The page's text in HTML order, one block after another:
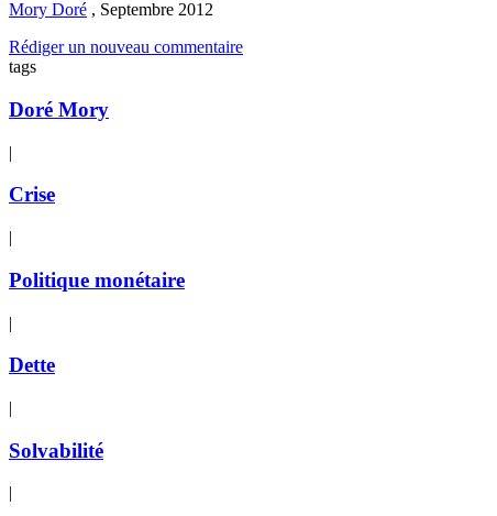
Mory Doré , Septembre 2012
Rédiger un nouveau commentaire
tags
Doré Mory
|
Crise
|
Politique monétaire
|
Dette
|
Solvabilité
|